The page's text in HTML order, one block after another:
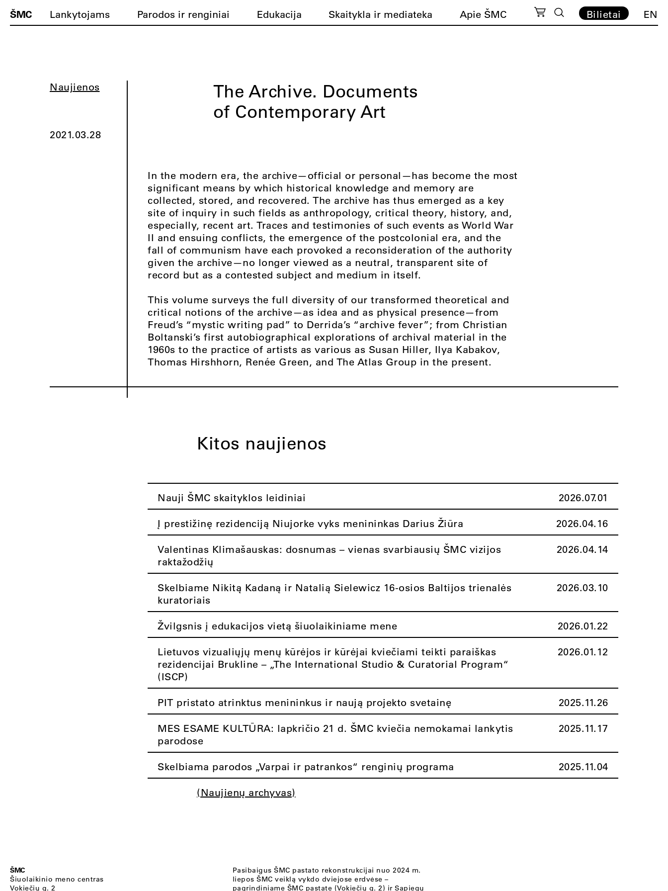
ŠMC Lankytojams Parodos ir renginiai Edukacija Skaitykla ir mediateka Apie ŠMC Bilietai EN
Naujienos
2021.03.28
The Archive. Documents
of Contemporary Art
In the modern era, the archive—official or personal—has become the most
significant means by which historical knowledge and memory are
collected, stored, and recovered. The archive has thus emerged as a key
site of inquiry in such fields as anthropology, critical theory, history, and,
especially, recent art. Traces and testimonies of such events as World War
II and ensuing conflicts, the emergence of the postcolonial era, and the
fall of communism have each provoked a reconsideration of the authority
given the archive—no longer viewed as a neutral, transparent site of
record but as a contested subject and medium in itself.
This volume surveys the full diversity of our transformed theoretical and
critical notions of the archive—as idea and as physical presence—from
Freud’s “mystic writing pad” to Derrida’s “archive fever”; from Christian
Boltanski’s first autobiographical explorations of archival material in the
1960s to the practice of artists as various as Susan Hiller, Ilya Kabakov,
Thomas Hirshhorn, Renée Green, and The Atlas Group in the present.
Kitos naujienos
Nauji ŠMC skaityklos leidiniai 2026.07.01
Į prestižinę rezidenciją Niujorke vyks menininkas Darius Žiūra 2026.04.16
Valentinas Klimašauskas: dosnumas – vienas svarbiausių ŠMC vizijos
raktažodžių
2026.04.14
Skelbiame Nikitą Kadaną ir Natalią Sielewicz 16-osios Baltijos trienalės
kuratoriais
2026.03.10
Žvilgsnis į edukacijos vietą šiuolaikiniame mene 2026.01.22
Lietuvos vizualiųjų menų kūrėjos ir kūrėjai kviečiami teikti paraiškas
rezidencijai Brukline – „The International Studio & Curatorial Program“
(ISCP)
2026.01.12
PIT pristato atrinktus menininkus ir naują projekto svetainę 2025.11.26
MES ESAME KULTŪRA: lapkričio 21 d. ŠMC kviečia nemokamai lankytis
parodose
2025.11.17
Skelbiama parodos „Varpai ir patrankos“ renginių programa 2025.11.04
(Naujienų archyvas)
ŠMC
Šiuolaikinio meno centras
Vokiečių g. 2
Pasibaigus ŠMC pastato rekonstrukcijai nuo 2024 m.
liepos ŠMC veiklą vykdo dviejose erdvėse –
pagrindiniame ŠMC pastate (Vokiečių g. 2) ir Sapiegų